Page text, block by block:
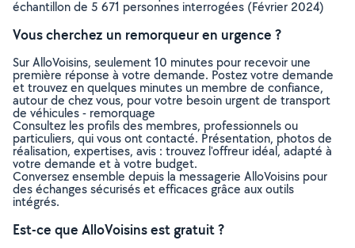
échantillon de 5 671 personnes interrogées (Février 2024)
Vous cherchez un remorqueur en urgence ?
Sur AlloVoisins, seulement 10 minutes pour recevoir une
première réponse à votre demande. Postez votre demande
et trouvez en quelques minutes un membre de confiance,
autour de chez vous, pour votre besoin urgent de transport
de véhicules - remorquage
Consultez les profils des membres, professionnels ou
particuliers, qui vous ont contacté. Présentation, photos de
réalisation, expertises, avis : trouvez l'offreur idéal, adapté à
votre demande et à votre budget.
Conversez ensemble depuis la messagerie AlloVoisins pour
des échanges sécurisés et efficaces grâce aux outils
intégrés.
Est-ce que AlloVoisins est gratuit ?